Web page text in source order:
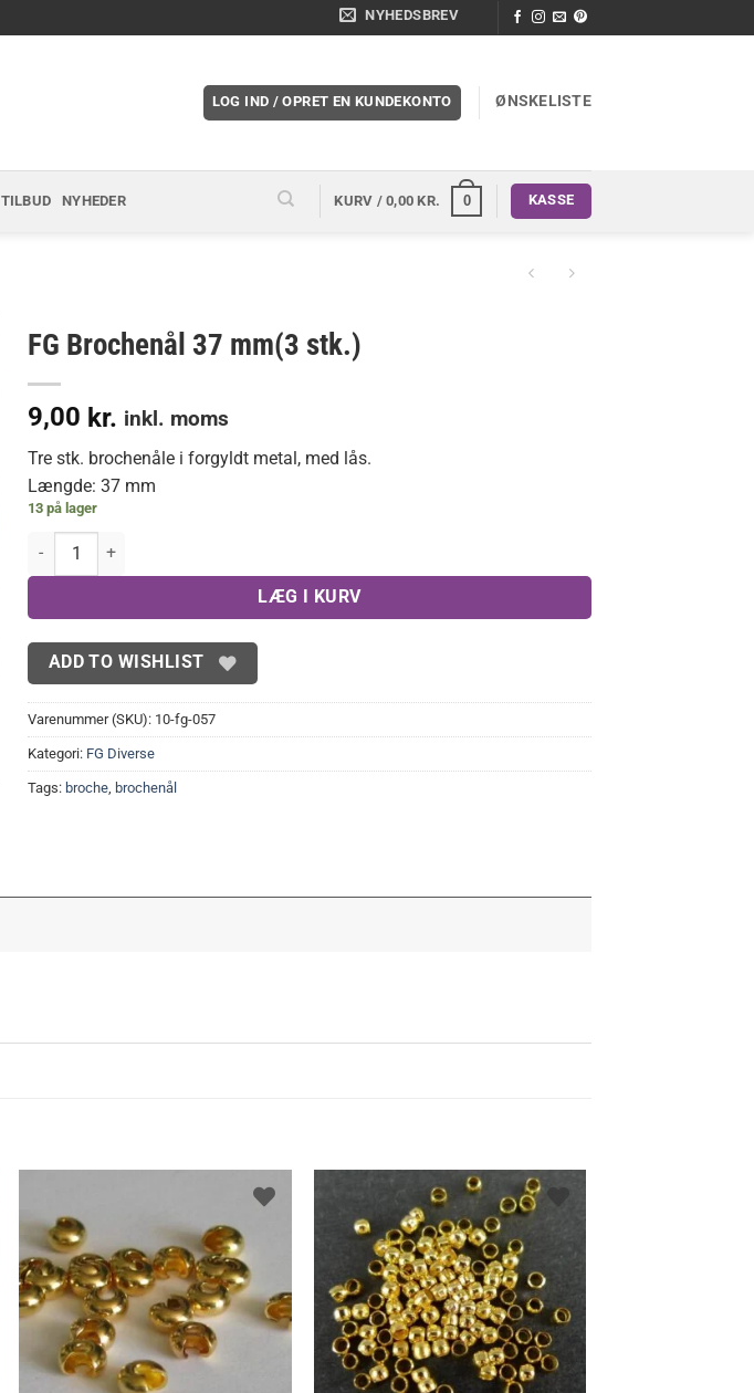
NYHEDSBREV
LOG IND / OPRET EN KUNDEKONTO ØNSKELISTE
TILBUD NYHEDER KURV /0,00KR. 0 KASSE
FG Brochenål 37 mm(3 stk.)
9,00 kr. inkl. moms
Tre stk. brochenåle i forgyldt metal, med lås.
Længde: 37 mm
13 på lager
FG Brochenål 37 mm(3 stk.) antal
LÆG I KURV
ADD TO WISHLIST
Varenummer (SKU): 10-fg-057
Kategori: FG Diverse
Tags: broche brochenål